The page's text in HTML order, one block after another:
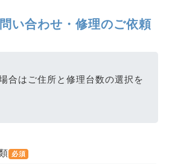
い合わせ・修理のご依頼
合はご住所と修理台数の選択を
必須